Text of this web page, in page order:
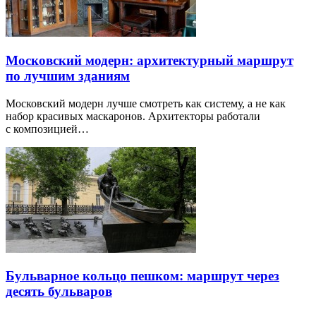
Московский модерн: архитектурный маршрут
по лучшим зданиям
Московский модерн лучше смотреть как систему, а не как
набор красивых маскаронов. Архитекторы работали
с композицией…
Бульварное кольцо пешком: маршрут через
десять бульваров